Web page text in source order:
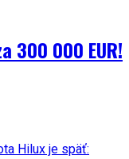
300 000 EUR!
Hilux je späť: